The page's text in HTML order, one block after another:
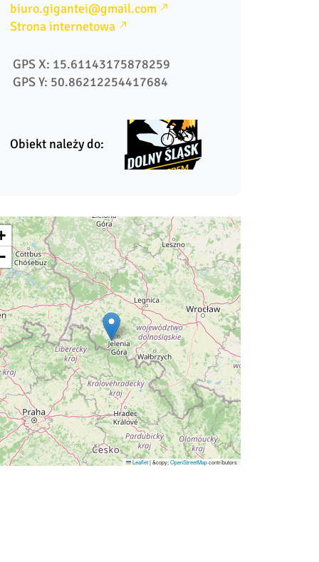
biuro.gigantei@gmail.com
Strona internetowa
GPS X: 15.61143175878259
GPS Y: 50.86212254417684
Obiekt należy do:
Leaflet |&copy;OpenStreetMapcontributors